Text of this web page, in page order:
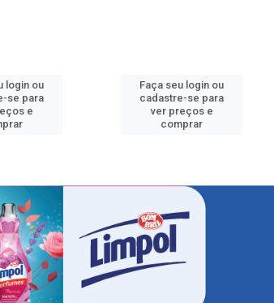
login ou
se para
e
Faça seu login ou
cadastre-se para
ver preços e
comprar